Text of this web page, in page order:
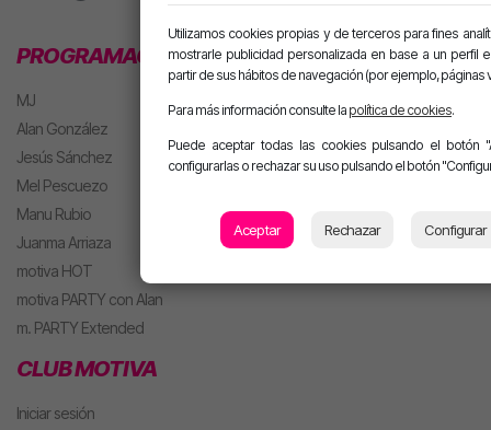
PROGRAMACIÓN
MJ
Alan González
Jesús Sánchez
Mel Pescuezo
Manu Rubio
Juanma Arriaza
motiva HOT
motiva PARTY con Alan
m. PARTY Extended
CLUB MOTIVA
Iniciar sesión
Utilizamos cookies propias y de terceros para fines
mostrarle publicidad personalizada en base a un perfil
partir de sus hábitos de navegación (por ejemplo, páginas
Para más información consulte la política de cookies.
Puede aceptar todas las cookies pulsando el botón
configurarlas o rechazar su uso pulsando el botón
Aceptar Rechazar Configurar